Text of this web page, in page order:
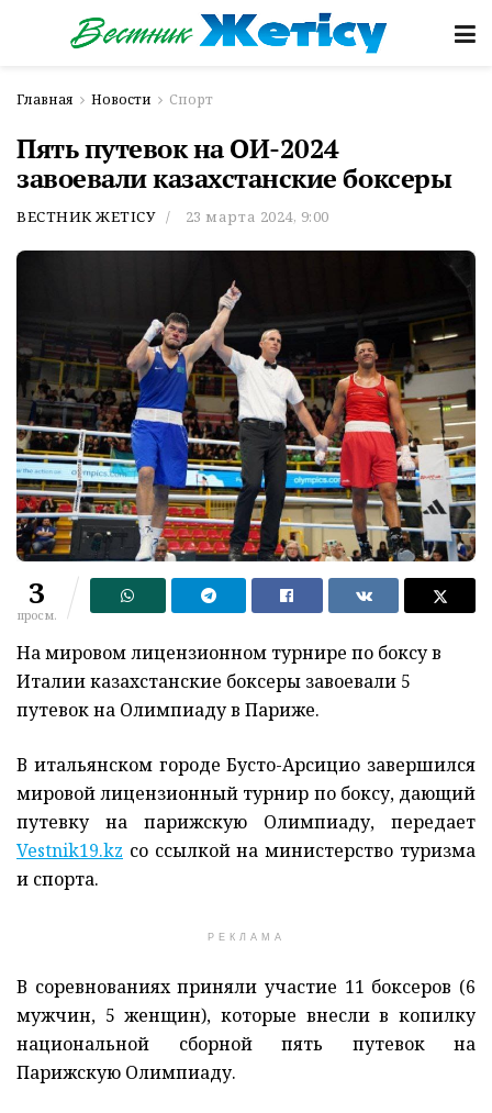
Главная Новости Спорт
Пять путевок на ОИ-2024
завоевали казахстанские боксеры
ВЕСТНИК ЖЕТІСУ 23 марта 2024, 9:00
3
просм.
На мировом лицензионном турнире по боксу в
Италии казахстанские боксеры завоевали 5
путевок на Олимпиаду в Париже.
В итальянском городе Бусто-Арсицио завершился
мировой лицензионный турнир по боксу, дающий
путевку на парижскую Олимпиаду, передает
Vestnik19.kz со ссылкой на министерство туризма
и спорта.
РЕКЛАМА
В соревнованиях приняли участие 11 боксеров (6
мужчин, 5 женщин), которые внесли в копилку
национальной сборной пять путевок на
Парижскую Олимпиаду.